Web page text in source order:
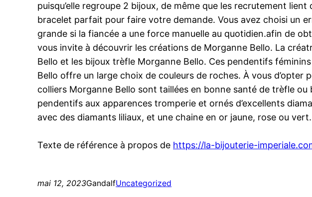
puisqu’elle regroupe 2 bijoux, de même que les recrutement
bracelet parfait pour faire votre demande. Vous avez choisi un
grande si la fiancée a une force manuelle au quotidien.afin de
vous invite à découvrir les créations de Morganne Bello. La
Bello et les bijoux trèfle Morganne Bello. Ces pendentifs
Bello offre un large choix de couleurs de roches. À vous
colliers Morganne Bello sont taillées en bonne santé de trèfle
pendentifs aux apparences tromperie et ornés d’excellents
avec des diamants liliaux, et une chaine en or jaune, rose ou vert.
Texte de référence à propos de https://la-bijouterie-
mai 12, 2023GandalfUncategorized